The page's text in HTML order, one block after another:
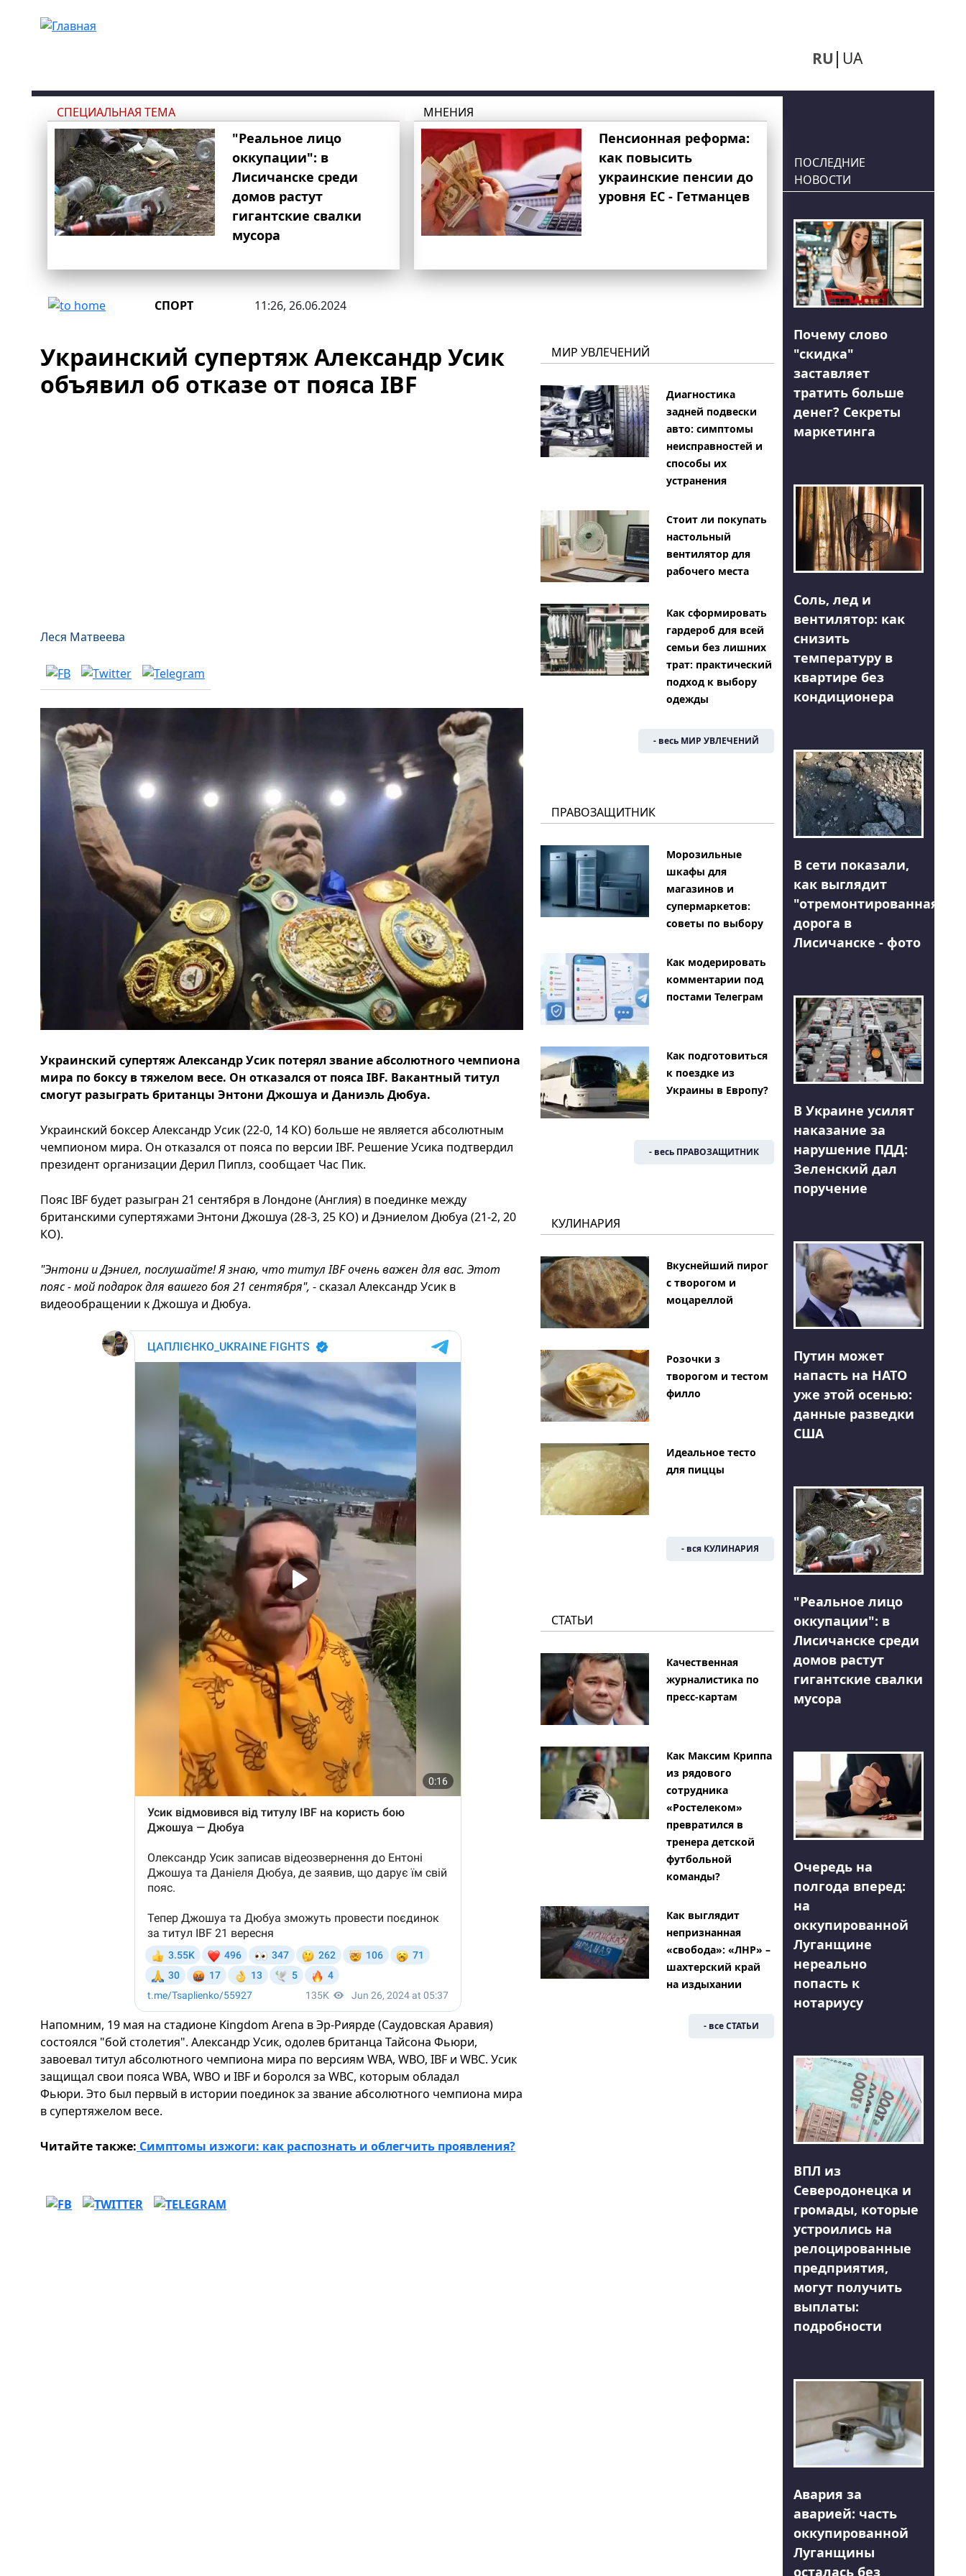
RU UA
СПЕЦИАЛЬНАЯ ТЕМА
"Реальное лицо
оккупации": в
Лисичанске среди
домов растут
гигантские свалки
мусора
МНЕНИЯ
Пенсионная реформа:
как повысить
украинские пенсии до
уровня ЕС - Гетманцев
СПОРТ 11:26, 26.06.2024
Украинский супертяж Александр Усик
объявил об отказе от пояса IBF
Леся Матвеева
Украинский супертяж Александр Усик потерял звание абсолютного чемпиона
мира по боксу в тяжелом весе. Он отказался от пояса IBF. Вакантный титул
смогут разыграть британцы Энтони Джошуа и Даниэль Дюбуа.
Украинский боксер Александр Усик (22-0, 14 КО) больше не является абсолютным
чемпионом мира. Он отказался от пояса по версии IBF. Решение Усика подтвердил
президент организации Дерил Пиплз, сообщает Час Пик.
Пояс IBF будет разыгран 21 сентября в Лондоне (Англия) в поединке между
британскими супертяжами Энтони Джошуа (28-3, 25 КО) и Дэниелом Дюбуа (21-2, 20
КО).
"Энтони и Дэниел, послушайте! Я знаю, что титул IBF очень важен для вас. Этот
пояс - мой подарок для вашего боя 21 сентября", - сказал Александр Усик в
видеообращении к Джошуа и Дюбуа.
Напомним, 19 мая на стадионе Kingdom Arena в Эр-Риярде (Саудовская Аравия)
состоялся "бой столетия". Александр Усик, одолев британца Тайсона Фьюри,
завоевал титул абсолютного чемпиона мира по версиям WBA, WBO, IBF и WBC. Усик
защищал свои пояса WBA, WBO и IBF и боролся за WBC, которым обладал
Фьюри. Это был первый в истории поединок за звание абсолютного чемпиона мира
в супертяжелом весе.
Читайте также: Симптомы изжоги: как распознать и облегчить проявления?
МИР УВЛЕЧЕНИЙ
Диагностика
задней подвески
авто: симптомы
неисправностей и
способы их
устранения
Стоит ли покупать
настольный
вентилятор для
рабочего места
Как сформировать
гардероб для всей
семьи без лишних
трат: практический
подход к выбору
одежды
- весь МИР УВЛЕЧЕНИЙ
ПРАВОЗАЩИТНИК
Морозильные
шкафы для
магазинов и
супермаркетов:
советы по выбору
Как модерировать
комментарии под
постами Телеграм
Как подготовиться
к поездке из
Украины в Европу?
- весь ПРАВОЗАЩИТНИК
КУЛИНАРИЯ
Вкуснейший пирог
с творогом и
моцареллой
Розочки з
творогом и тестом
филло
Идеальное тесто
для пиццы
- вся КУЛИНАРИЯ
СТАТЬИ
Качественная
журналистика по
пресс-картам
Как Максим Криппа
из рядового
сотрудника
«Ростелеком»
превратился в
тренера детской
футбольной
команды?
Как выглядит
непризнанная
«свобода»: «ЛНР» –
шахтерский край
на издыхании
- все СТАТЬИ
ПОСЛЕДНИЕ
НОВОСТИ
Почему слово
"скидка"
заставляет
тратить больше
денег? Секреты
маркетинга
Соль, лед и
вентилятор: как
снизить
температуру в
квартире без
кондиционера
В сети показали,
как выглядит
"отремонтированная"
дорога в
Лисичанске - фото
В Украине усилят
наказание за
нарушение ПДД:
Зеленский дал
поручение
Путин может
напасть на НАТО
уже этой осенью:
данные разведки
США
"Реальное лицо
оккупации": в
Лисичанске среди
домов растут
гигантские свалки
мусора
Очередь на
полгода вперед:
на
оккупированной
Луганщине
нереально
попасть к
нотариусу
ВПЛ из
Северодонецка и
громады, которые
устроились на
релоцированные
предприятия,
могут получить
выплаты:
подробности
Авария за
аварией: часть
оккупированной
Луганщины
осталась без